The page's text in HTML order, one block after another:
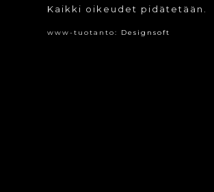
Kaikki oikeudet pidätetään.
www-tuotanto: Designsoft